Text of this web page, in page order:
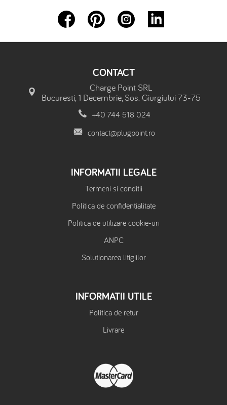
CONTACT
Charge Point SRL
Bucuresti, 1 Decembrie, Sos. Giurgiului 73-75
+40 744 518 024
contact@plugpoint.ro
INFORMATII LEGALE
Termeni si conditii
Politica de confidentialitate
Politica de utilizare cookie-uri
ANPC
Solutionarea litigiilor
INFORMATII UTILE
Politica de retur
Livrare